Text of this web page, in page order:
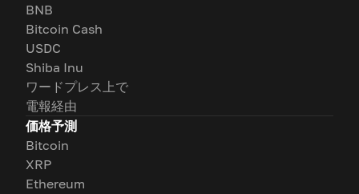
BNB
Bitcoin Cash
USDC
Shiba Inu
ワードプレス上で
電報経由
価格予測
Bitcoin
XRP
Ethereum